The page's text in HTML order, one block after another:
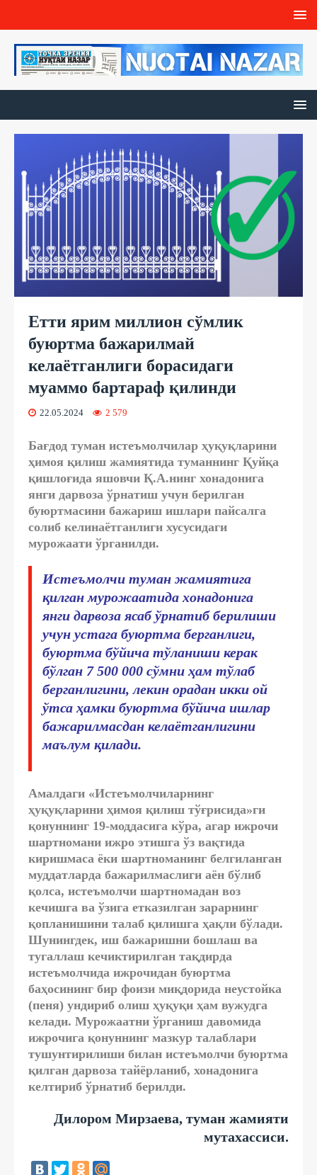
Етти ярим миллион сўмлик
буюртма бажарилмай
келаётганлиги борасидаги
муаммо бартараф қилинди
22.05.2024 2 579
Бағдод туман истеъмолчилар ҳуқуқларини
ҳимоя қилиш жамиятида туманнинг Қуйқа
қишлоғида яшовчи Қ.А.нинг хонадонига
янги дарвоза ўрнатиш учун берилган
буюртмасини бажариш ишлари пайсалга
солиб келинаётганлиги хусусидаги
мурожаати ўрганилди.
Истеъмолчи туман жамиятига
қилган мурожаатида хонадонига
янги дарвоза ясаб ўрнатиб берилиши
учун устага буюртма берганлиги,
буюртма бўйича тўланиши керак
бўлган 7 500 000 сўмни ҳам тўлаб
берганлигини, лекин орадан икки ой
ўтса ҳамки буюртма бўйича ишлар
бажарилмасдан келаётганлигини
маълум қилади.
Амалдаги «Истеъмолчиларнинг
ҳуқуқларини ҳимоя қилиш тўғрисида»ги
қонуннинг 19-моддасига кўра, агар ижрочи
шартномани ижро этишга ўз вақтида
киришмаса ёки шартноманинг белгиланган
муддатларда бажарилмаслиги аён бўлиб
қолса, истеъмолчи шартномадан воз
кечишга ва ўзига етказилган зарарнинг
қопланишини талаб қилишга ҳақли бўлади.
Шунингдек, иш бажаришни бошлаш ва
тугаллаш кечиктирилган тақдирда
истеъмолчида ижрочидан буюртма
баҳосининг бир фоизи миқдорида неустойка
(пеня) ундириб олиш ҳуқуқи ҳам вужудга
келади. Мурожаатни ўрганиш давомида
ижрочига қонуннинг мазкур талаблари
тушунтирилиши билан истеъмолчи буюртма
қилган дарвоза тайёрланиб, хонадонига
келтириб ўрнатиб берилди.
Дилором Мирзаева, туман жамияти
мутахассиси.